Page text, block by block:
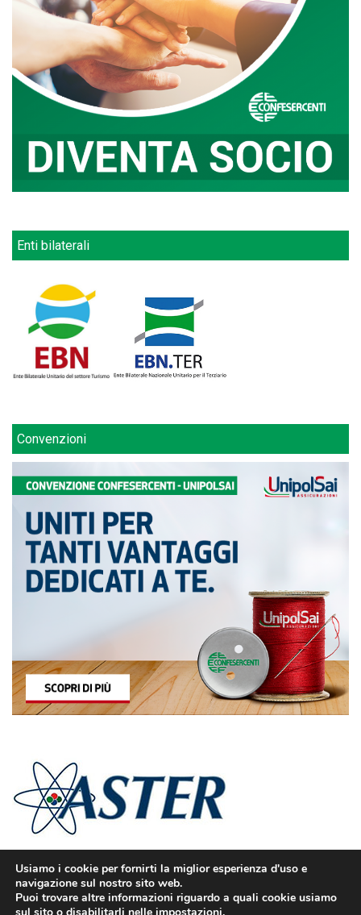
Enti bilaterali
Convenzioni
Usiamo i cookie per fornirti la miglior esperienza d'uso e
navigazione sul nostro sito web.
Puoi trovare altre informazioni riguardo a quali cookie usiamo